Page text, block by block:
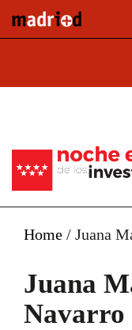
Home / Juana
Juana
Navarro